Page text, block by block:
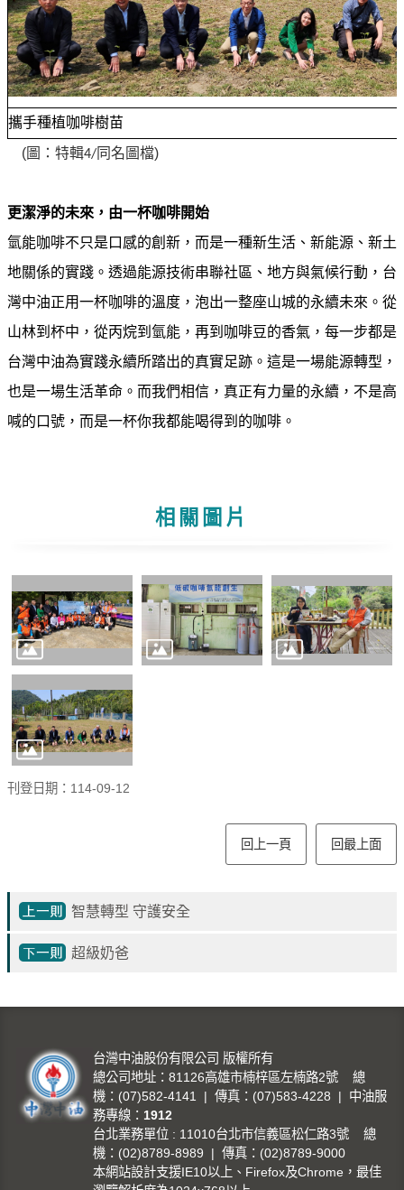
隱
私
權
聲
明
資
全
政
策
意
見
箱
攜手種植咖啡樹苗
(圖： 特輯4/同名圖檔)
更潔淨的未來，由一杯咖啡開始
氫能咖啡不只是口感的創新，而是一種新生活、新能源、新土
地關係的實踐。透過能源技術串聯社區、地方與氣候行動，台
灣中油正用一杯咖啡的溫度，泡出一整座山城的永續未來。從
山林到杯中，從丙烷到氫能，再到咖啡豆的香氣，每一步都是
台灣中油為實踐永續所踏出的真實足跡。這是一場能源轉型，
也是一場生活革命。而我們相信，真正有力量的永續，不是高
喊的口號，而是一杯你我都能喝得到的咖啡。
相關圖片
刊登日期：114-09-12
回上一頁 回最上面
智慧轉型 守護安全
超級奶爸
台灣中油股份有限公司 版權所有
總公司地址：81126高雄市楠梓區左楠路2號 總
機：(07)582-4141 | 傳真：(07)583-4228 | 中油服
務專線： 1912
台北業務單位 : 11010台北市信義區松仁路3號 總
機：(02)8789-8989 | 傳真：(02)8789-9000
本網站設計支援IE10以上、Firefox及Chrome，最佳